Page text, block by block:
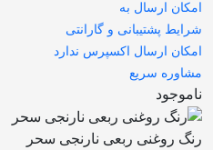
امکان ارسال به
شرایط پشتیبانی و گارانتی
امکان ارسال اکسپرس ندارد
مشاوره سریع
ناموجود
رنگ روغنی ربعی نارنجی سحر